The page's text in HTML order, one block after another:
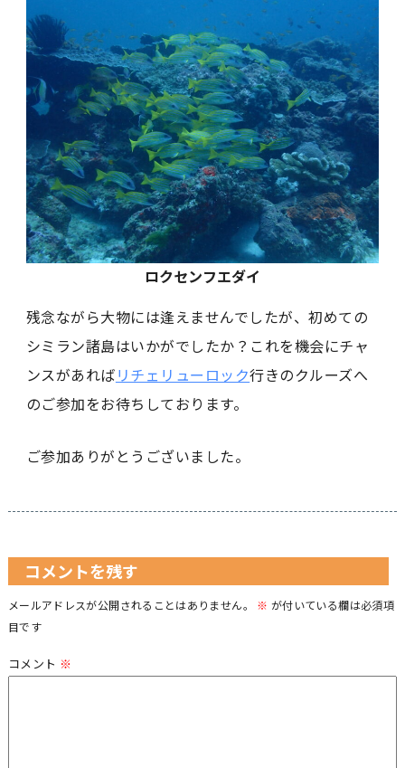
ロクセンフエダイ
残念ながら大物には逢えませんでしたが、初めての
シミラン諸島はいかがでしたか？これを機会にチャ
ンスがあればリチェリューロック行きのクルーズへ
のご参加をお待ちしております。
ご参加ありがとうございました。
コメントを残す
メールアドレスが公開されることはありません。 ※ が付いている欄は必須項
目です
コメント ※